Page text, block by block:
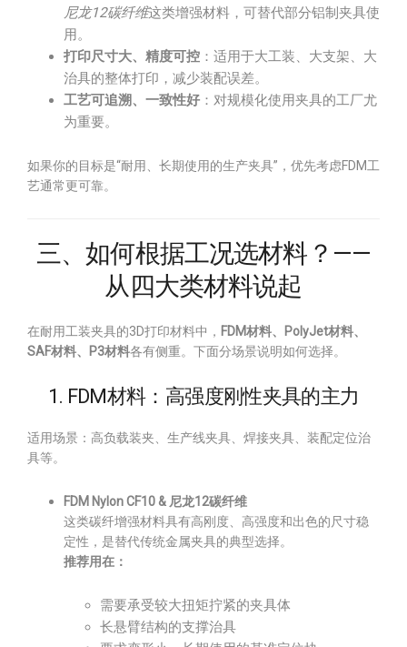
尼龙12碳纤维这类增强材料，可替代部分铝制夹具使
用。
打印尺寸大、精度可控 ：适用于大工装、大支架、大
治具的整体打印，减少装配误差。
工艺可追溯、一致性好 ：对规模化使用夹具的工厂尤
为重要。
如果你的目标是“耐用、长期使用的生产夹具”，优先考虑FDM工
艺通常更可靠。
三、如何根据工况选材料？——
从四大类材料说起
在耐用工装夹具的3D打印材料中， FDM材料、PolyJet材料、
SAF材料、P3材料各有侧重。下面分场景说明如何选择。
1. FDM材料：高强度刚性夹具的主力
适用场景：高负载装夹、生产线夹具、焊接夹具、装配定位治
具等。
FDM Nylon CF10 & 尼龙12碳纤维
这类碳纤增强材料具有高刚度、高强度和出色的尺寸稳
定性，是替代传统金属夹具的典型选择。
推荐用在：
需要承受较大扭矩拧紧的夹具体
长悬臂结构的支撑治具